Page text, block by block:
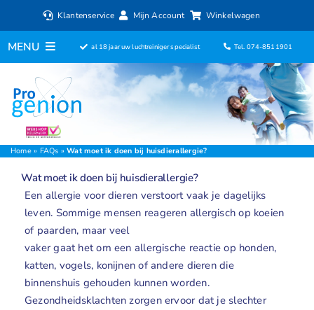
inhoud
Klantenservice Mijn Account Winkelwagen
MENU
Home
Luchtreinigers
Filters
Luchtbevochtigers
Ventilatoren
ionisator
Aromadiffusers
al 18 jaar uw luchtreiniger specialist Tel. 074-8511901
Home» FAQs »Wat moet ik doen bij huisdierallergie?
Wat moet ik doen bij huisdierallergie?
Een allergie voor dieren verstoort vaak je dagelijks
leven. Sommige mensen reageren allergisch op koeien
of paarden, maar veel
vaker gaat het om een allergische reactie op honden,
katten, vogels, konijnen of andere dieren die
binnenshuis gehouden kunnen worden.
Gezondheidsklachten zorgen ervoor dat je slechter